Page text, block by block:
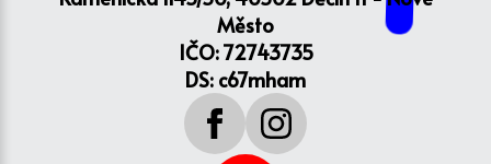
Město
IČO: 72743735
DS: c67mham